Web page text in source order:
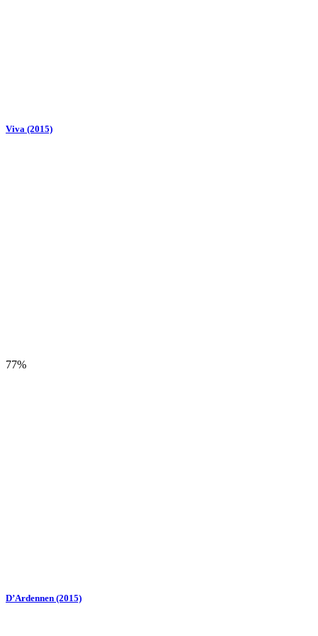
Viva (2015)
77%
D’Ardennen (2015)